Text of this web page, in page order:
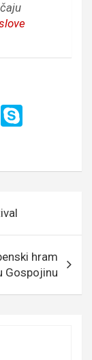
W
hram
Gospojinu